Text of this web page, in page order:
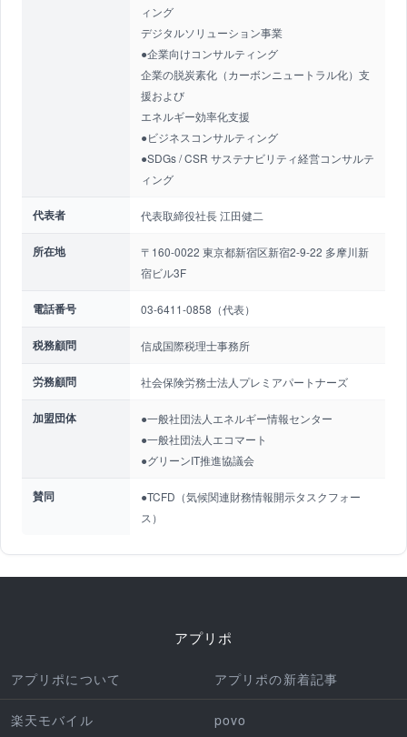
ィング
デジタルソリューション事業
●企業向けコンサルティング
企業の脱炭素化（カーボンニュートラル化）支
援および
エネルギー効率化支援
●ビジネスコンサルティング
●SDGs / CSR サステナビリティ経営コンサルテ
ィング
代表者 代表取締役社長 江田健二
所在地
〒160-0022 東京都新宿区新宿2-9-22 多摩川新
宿ビル3F
電話番号 03-6411-0858（代表）
税務顧問 信成国際税理士事務所
労務顧問 社会保険労務士法人プレミアパートナーズ
加盟団体
●一般社団法人エネルギー情報センター
●一般社団法人エコマート
●グリーンIT推進協議会
賛同
●TCFD（気候関連財務情報開示タスクフォー
ス）
アプリポ
アプリポについて アプリポの新着記事
楽天モバイル povo